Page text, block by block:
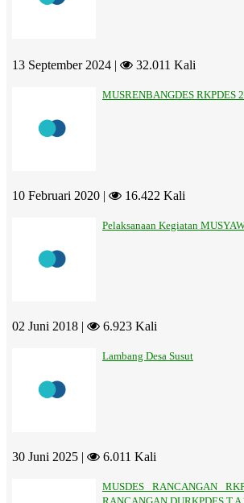
13 September 2024 | 32.011 Kali
MUSRENBANGDES RKPDES
10 Februari 2020 | 16.422 Kali
Pelaksanaan Kegiatan
02 Juni 2018 | 6.923 Kali
Lambang Desa Susut
30 Juni 2025 | 6.011 Kali
MUSDES RANCANGAN